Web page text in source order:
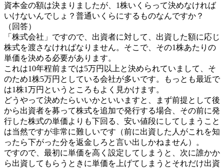
資本金の額は決まりましたが、1株いくらって決めなければ
いけないんでしょ？普通いくらにするものなんですか？
（回答）
「株式会社」ですので、出資者に対して、出資した額に応じ
株式を渡さなければなりません。そこで、その1株あたりの
単価を決める必要があります。
これは10年程前までは5万円以上と決められていまして、そ
のため1株5万円としている会社が多いです。もっとも最近で
は1株1万円というところもよく見かけます。
どうやって決めたらいいかといいますと、まず前提として後
から出資者を募って株式を追加で発行する場合、その前に発
行した株式の単価よりも下回る、安い値段にしてしまうこと
は当然ですが非常に難しいです（前に出資した人がこれを知
ったら下がった分を返金しろと言い出しかねません）。
ですので、最初に単価を高く設定してしまうと、次に誰かか
ら出資してもらうときに単価を上げてしまうとそれだけ出資